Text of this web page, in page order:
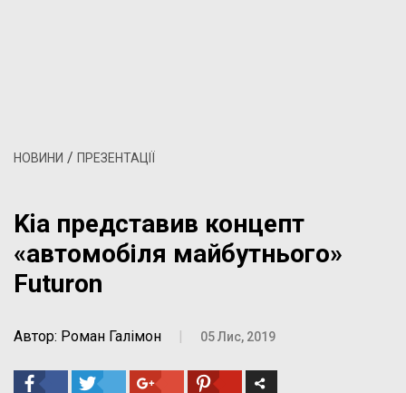
НОВИНИ / ПРЕЗЕНТАЦІЇ
Kia представив концепт
«автомобіля майбутнього»
Futuron
Автор: Роман Галімон | 05 Лис, 2019